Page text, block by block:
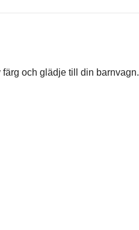
och glädje till din barnvagn.